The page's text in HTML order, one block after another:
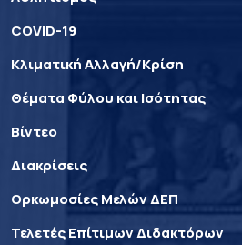
COVID-19
Κλιματική Αλλαγή/Κρίση
Θέματα Φύλου και Ισότητας
Βίντεο
Διακρίσεις
Ορκωμοσίες Μελών ΔΕΠ
Τελετές Επίτιμων Διδακτόρων